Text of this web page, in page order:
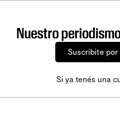
Nuestro
Suscribite por
Si ya tenés una